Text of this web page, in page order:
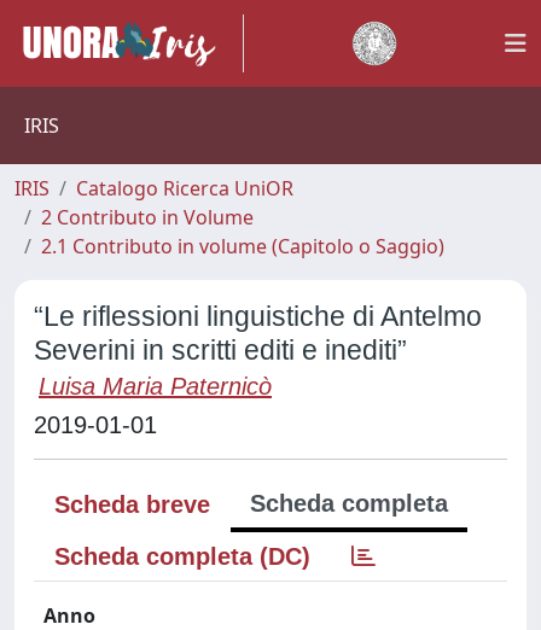
IRIS
IRIS
Catalogo Ricerca UniOR
2 Contributo in Volume
2.1 Contributo in volume (Capitolo o Saggio)
“Le riflessioni linguistiche di Antelmo
Severini in scritti editi e inediti”
Luisa Maria Paternicò
2019-01-01
Scheda breve
Scheda completa
Scheda completa (DC)
Anno